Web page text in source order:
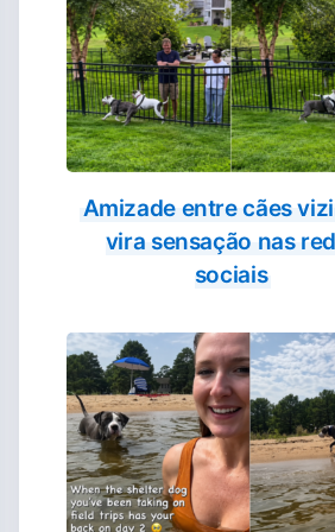
Amizade entre cães
vira sensação nas
sociais